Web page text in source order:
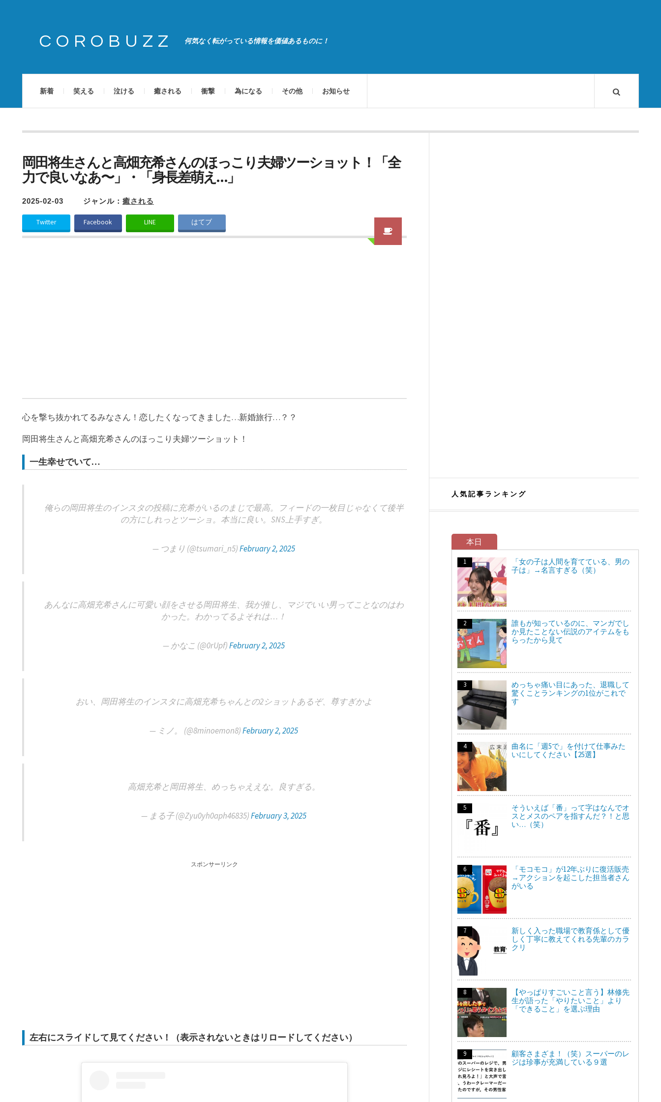
COROBUZZ 何気なく転がっている情報を価値あるものに！
新着 笑える 泣ける 癒される 衝撃 為になる その他 お知らせ
岡田将生さんと高畑充希さんのほっこり夫婦ツーショット！「全
力で良いなあ〜」・「身長差萌え…」
2025-02-03 ジャンル： 癒される
Twitter Facebook LINE はてブ
心を撃ち抜かれてるみなさん！恋したくなってきました…新婚旅行…？？
岡田将生さんと高畑充希さんのほっこり夫婦ツーショット！
一生幸せでいて…
俺らの岡田将生のインスタの投稿に充希がいるのまじで最高。フィードの一枚目じゃなくて後半
の方にしれっとツーショ。本当に良い。SNS上手すぎ。
— つまり (@tsumari_n5)February 2, 2025
あんなに高畑充希さんに可愛い顔をさせる岡田将生、我が推し、マジでいい男ってことなのはわ
かった。わかってるよそれは…！
— かなこ (@0rUpf)February 2, 2025
おい、岡田将生のインスタに高畑充希ちゃんとの2ショットあるぞ、尊すぎかよ
— ミノ。 (@8minoemon8)February 2, 2025
高畑充希と岡田将生、めっちゃええな。良すぎる。
— まる子 (@Zyu0yh0aph46835)February 3, 2025
スポンサーリンク
左右にスライドして見てください！（表示されないときはリロードしてください）
人気記事ランキング
本日
「女の子は人間を育てている、男の
子は」→名言すぎる（笑）
誰もが知っているのに、マンガでし
か見たことない伝説のアイテムをも
らったから見て
めっちゃ痛い目にあった、退職して
驚くことランキングの1位がこれで
す
曲名に「週5で」を付けて仕事みた
いにしてください【25選】
そういえば「番」って字はなんでオ
スとメスのペアを指すんだ？！と思
い…（笑）
「モコモコ」が12年ぶりに復活販売
→アクションを起こした担当者さん
がいる
新しく入った職場で教育係として優
しく丁寧に教えてくれる先輩のカラ
クリ
【やっぱりすごいこと言う】林修先
生が語った「やりたいこと」より
「できること」を選ぶ理由
顧客さまざま！（笑）スーパーのレ
ジは珍事が充満している９選